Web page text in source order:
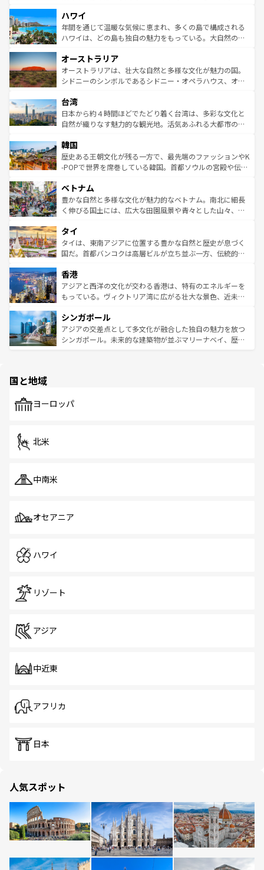
ば市内交通費無料で観光を楽しむこともできる。 なお、新
着のスイス情報はコンテンツ一覧 を参照してほしい。
のような巨大都市は、観光、ショッピング、エンターテイ
ンメントが詰まった刺激的なスポットだ。一方、アメリカ
西部には大自然が広がり、グランドキャニオンやイエロー
部のニューオーリンズでは、音楽と美食が融合した独特の
文化が魅力。旅行者はアメリカの各地域で異なる魅力を楽
しみながら、その多様性と豊かな歴史を感じることができ
ならではの贅沢な旅のスタイルだ。 なお、新着のアメリカ
情報はコンテンツ一覧を参照してほしい。
ハワイ
年間を通じて温暖な気候に恵まれ、多くの島で構成される
ハワイは、どの島も独自の魅力をもっている。大自然の神
ワイ島は見逃せない。また、定番の観光地といえばオアフ
島だが、静かな自然を求めるならマウイ島やカウアイ島が
おすすめ。エメラルドグリーンに輝く海をはじめ、豊かな
れるおもてなしの心で訪れる人々を迎えてくれるハワイの
人々、おいしいローカルフードやハワイアンミュージッ
ク、伝統的なフラダンスなど、すべてがハワイの魅力を彩
ワイを、存分に味わってほしい。 なお、新着のハワイ情報
はコンテンツ一覧を参照してほしい。
オーストラリア
オーストラリアは、壮大な自然と多様な文化が魅力の国。
シドニーのシンボルであるシドニー・オペラハウス、オー
リアリーフや大陸中央部にそびえるウルル（エアーズロッ
ク）、タスマニアの美しい原生林やケアンズの熱帯雨林な
ど、見どころがたくさん。また、カフェやワイン、オージ
いる。アクティビティも充実しており、サーフィンやダイ
ビング、ハイキングなど、アウトドア好きにはたまらな
い。オーストラリアの多彩な魅力を存分に味わいつくそ
参照してほしい。
台湾
日本から約４時間ほどでたどり着く台湾は、多彩な文化と
自然が織りなす魅力的な観光地。活気あふれる大都市の台
ン）、静ひつな山岳地帯である台湾東部など、都市の喧騒
と山間の静けさが共存しており、訪れる人に新しい発見と
驚きをもたらしてくれる。また、奥深い台湾の食文化も魅
容にもいいと評判のスイーツなど、バラエティ豊かな料理
が味わえる。 なお、新着の台湾情報は コンテンツ一覧を参
照してほしい。
韓国
歴史ある王朝文化が残る一方で、最先端のファッションやK
-POPで世界を席巻している韓国。首都ソウルの宮殿や伝統
き、地方に足を延ばせば四季折々の自然美を楽しむことが
できる。そして、キムチや焼肉、絶品のストリートフード
まで、さまざまな韓国料理が待っている。夜には、韓国な
リティに包まれながら、韓国の多彩な魅力を心ゆくまで味
わってみてほしい。 なお、新着の韓国情報はコンテンツ一
覧を参照してほしい。
ベトナム
豊かな自然と多様な文化が魅力的なベトナム。南北に細長
く伸びる国土には、広大な田園風景や青々とした山々、世
急速な発展と共に伝統が息づく。ハノイの古い町並みやホ
ーチミン市のフランス統治時代の建物も、独特の雰囲気を
醸し出している。また、バラエティの豊かさとおいしさで
とつ。フォーやバインミー、ベトナムコーヒーなどは、ぜ
ひ現地で味わいたい。どの地域を訪れてもあたたかい人々
が旅行者を迎えてくれるので、きっと忘れられない旅にな
参照してほしい。
タイ
タイは、東南アジアに位置する豊かな自然と歴史が息づく
国だ。首都バンコクは高層ビルが立ち並ぶ一方、伝統的な
の活気が交差している。北部ではチェンマイなどの山岳地
帯で自然と触れ合い、南部ではプーケットやクラビの美し
いビーチでリゾート気分を楽しむことができる。タイ料理
激する。気候は一年中温暖で、どの季節にも異なる楽しみ
が待っている。親しみやすいタイの人々、仏教を中心とし
た文化、そして多様な観光資源が、訪れる旅人を魅了し続
香港
アジアと西洋の文化が交わる香港は、特有のエネルギーを
もっている。ヴィクトリア湾に広がる壮大な景色、近未来
み、どこを訪れても感動するはず。観光スポットが密集し
ており、効率よく見どころを回れるのも魅力。息をのむよ
うな絶景から文化的な体験まで、香港を存分に楽しみ尽く
シンガポール
アジアの交差点として多文化が融合した独自の魅力を放つ
シンガポール。未来的な建築物が並ぶマリーナベイ、歴史
で、ホーカーズは地元の風情を楽しめる外せないスポット
国と地域
ヨーロッパ
北米
中南米
オセアニア
ハワイ
リゾート
アジア
中近東
アフリカ
日本
人気スポット